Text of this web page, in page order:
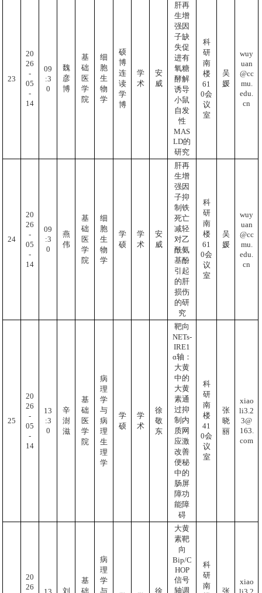
23
20
26
-
05
-
14
09
:3
0
魏
彦
博
基
础
医
学
院
细
胞
生
物
学
硕
博
连
读
学
博
学
术
安
威
肝再
生增
强因
子缺
失促
进有
氧糖
酵解
诱导
小鼠
自发
性
MAS
LD的
研究
科
研
南
楼
61
0会
议
室
吴
媛
wuy
uan
@cc
mu.
edu.
cn
24
20
26
-
05
-
14
09
:3
0
燕
伟
基
础
医
学
院
细
胞
生
物
学
学
硕
学
术
安
威
肝再
生增
强因
子抑
制铁
死亡
减轻
对乙
酰氨
基酚
引起
的肝
损伤
的研
究
科
研
南
楼
61
0会
议
室
吴
媛
wuy
uan
@cc
mu.
edu.
cn
25
20
26
-
05
-
14
13
:3
0
辛
澍
滋
基
础
医
学
院
病
理
学
与
病
理
生
理
学
学
硕
学
术
徐
敬
东
靶向
NETs-
IRE1
ɑ轴：
大黄
中的
大黄
素通
过抑
制内
质网
应激
改善
便秘
中的
肠屏
障功
能障
碍
科
研
南
楼
41
0会
议
室
张
晓
丽
xiao
li3.2
3@
163.
com
20
26
刘
基
础
病
理
学
与
徐
大黄
素靶
向
Bip/C
HOP
信号
轴调
科
研
南
张
xiao